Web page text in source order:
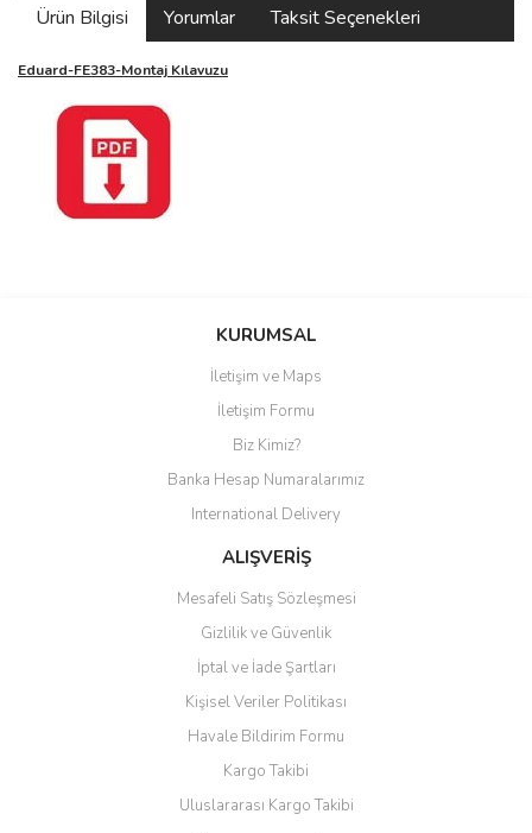
Ürün Bilgisi Yorumlar Taksit Seçenekleri
Eduard-FE383-Montaj Kılavuzu
Bu ürüne ilk yorumu siz yapın!
Yorum Yaz
KURUMSAL
İletişim ve Maps
İletişim Formu
Biz Kimiz?
Banka Hesap Numaralarımız
International Delivery
ALIŞVERİŞ
Mesafeli Satış Sözleşmesi
Gizlilik ve Güvenlik
İptal ve İade Şartları
Kişisel Veriler Politikası
Havale Bildirim Formu
Kargo Takibi
Uluslararası Kargo Takibi